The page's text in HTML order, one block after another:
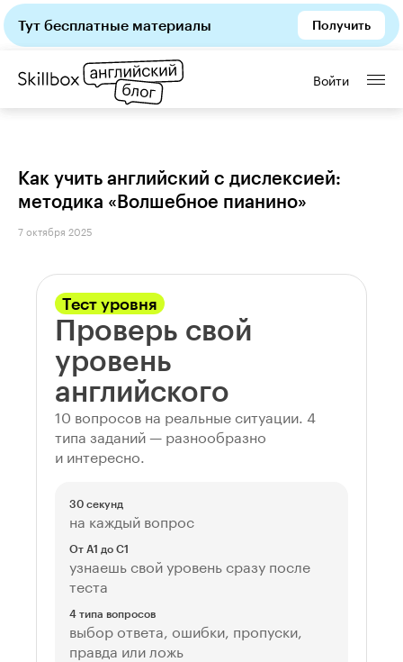
Тут бесплатные материалы Получить
Войти
Как учить английский с дислексией:
методика «Волшебное пианино»
7 октября 2025
Тест уровня
Проверь свой
уровень
английского
10 вопросов на реальные ситуации. 4
типа заданий — разнообразно
и интересно.
30 секунд
на каждый вопрос
От A1 до C1
узнаешь свой уровень сразу после
теста
4 типа вопросов
выбор ответа, ошибки, пропуски,
правда или ложь